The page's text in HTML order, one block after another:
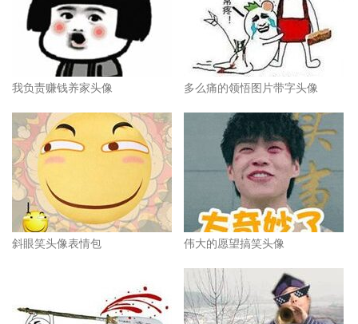
我负责赚钱养家头像 多么痛的领悟图片带字头像
斜眼笑头像表情包 伟大的愿望搞笑头像